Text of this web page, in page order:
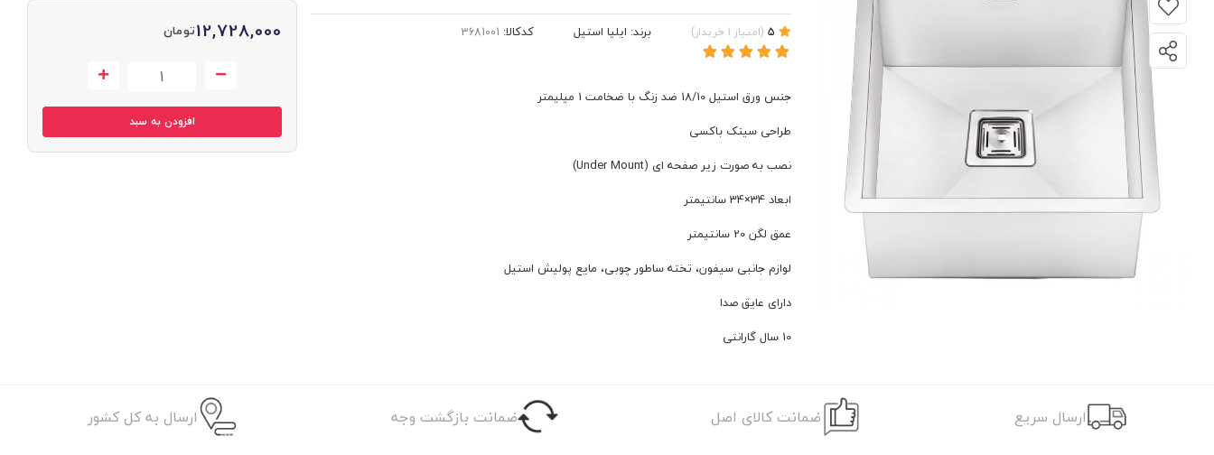
(امتیاز 1 خریدار) برند: ایلیا استیل کدکالا:
جنس ورق استیل 18/10 ضد زنگ با ضخامت 1 میلیمتر
طراحی سینک باکسی
نصب به صورت زیر صفحه ای (Under Mount)
ابعاد 34×34 سانتیمتر
عمق لگن 20 سانتیمتر
لوازم جانبی سیفون، تخته ساطور چوبی، مایع پولیش استیل
دارای عایق صدا
10 سال گارانتی
12,728,000تومان
افزودن به سبد
ارسال سریع ضمانت کالای اصل ضمانت بازگشت وجه ارسال به کل کشور